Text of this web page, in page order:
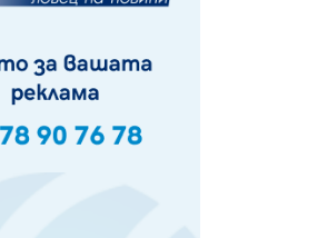
камионите по
в петък и неделя.
07:55